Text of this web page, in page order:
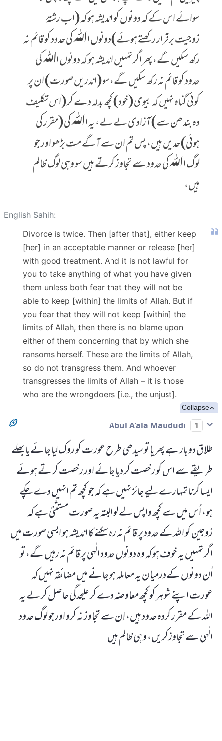
سوائے اس کے کہ دونوں کو اندیشہ ہو کہ (اب رشتۂ
زوجیت برقرار رکھتے ہوئے) دونوں اﷲ کی حدود کو قائم نہ
رکھ سکیں گے، پھر اگر تمہیں اندیشہ ہو کہ دونوں اﷲ کی
حدود کو قائم نہ رکھ سکیں گے، سو (اندریں صورت) ان پر
کوئی گناہ نہیں کہ بیوی (خود) کچھ بدلہ دے کر (اس تکلیف
دہ بندھن سے) آزادی لے لے، یہ اﷲ کی (مقرر کی
ہوئی) حدیں ہیں، پس تم ان سے آگے مت بڑھو اور جو
لوگ اﷲ کی حدود سے تجاوز کرتے ہیں سو وہی لوگ ظالم
ہیں،
English Sahih:
Divorce is twice. Then [after that], either keep
[her] in an acceptable manner or release [her]
with good treatment. And it is not lawful for
you to take anything of what you have given
them unless both fear that they will not be
able to keep [within] the limits of Allah. But if
you fear that they will not keep [within] the
limits of Allah, then there is no blame upon
either of them concerning that by which she
ransoms herself. These are the limits of Allah,
so do not transgress them. And whoever
transgresses the limits of Allah – it is those
who are the wrongdoers [i.e., the unjust].
Collapse
1
طلاق دو بار ہے پھر یا تو سیدھی طرح عورت کو روک لیا جائے یا بھلے
طریقے سے اس کو رخصت کر دیا جائے اور رخصت کر تے ہوئے
ایسا کرنا تمہارے لیے جائز نہیں ہے کہ جو کچھ تم انہیں دے چکے
ہو، اُس میں سے کچھ واپس لے لو البتہ یہ صورت مستثنیٰ ہے کہ
زوجین کو اللہ کے حدود پر قائم نہ رہ سکنے کا اندیشہ ہو ایسی صورت میں
اگر تمہیں یہ خوف ہو کہ وہ دونوں حدود الٰہی پر قائم نہ رہیں گے، تو
اُن دونوں کے درمیان یہ معاملہ ہو جانے میں مضائقہ نہیں کہ
عورت اپنے شوہر کو کچھ معاوضہ دے کر علیحدگی حاصل کر لے یہ
اللہ کے مقرر کردہ حدود ہیں، اِن سے تجاوز نہ کرو اور جو لوگ حدود
الٰہی سے تجاوز کریں، وہی ظالم ہیں